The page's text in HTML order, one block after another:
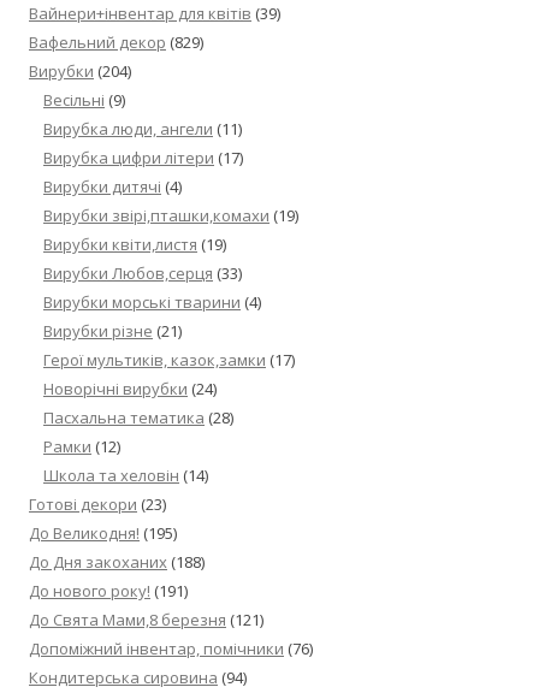
Вайнери+інвентар для квітів (39)
Вафельний декор (829)
Вирубки (204)
Весільні (9)
Вирубка люди, ангели (11)
Вирубка цифри літери (17)
Вирубки дитячі (4)
Вирубки звірі,пташки,комахи (19)
Вирубки квіти,листя (19)
Вирубки Любов,серця (33)
Вирубки морські тварини (4)
Вирубки різне (21)
Герої мультиків, казок,замки (17)
Новорічні вирубки (24)
Пасхальна тематика (28)
Рамки (12)
Школа та хеловін (14)
Готові декори (23)
До Великодня! (195)
До Дня закоханих (188)
До нового року! (191)
До Свята Мами,8 березня (121)
Допоміжний інвентар, помічники (76)
Кондитерська сировина (94)